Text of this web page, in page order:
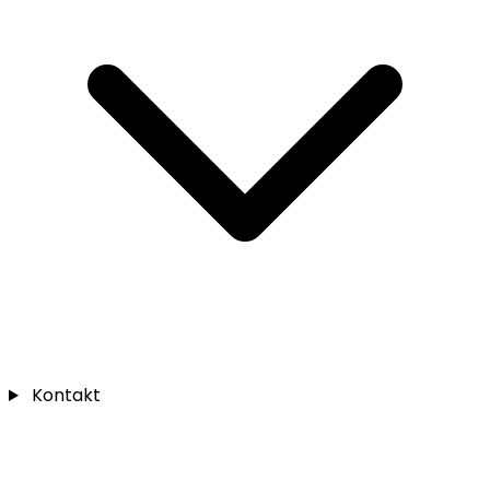
Kontakt